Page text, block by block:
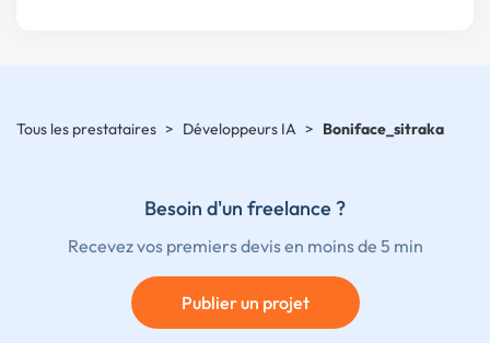
Tous les prestataires > Développeurs IA > Boniface_sitraka
Besoin d'un freelance ?
Recevez vos premiers devis en moins de 5 min
Publier un projet